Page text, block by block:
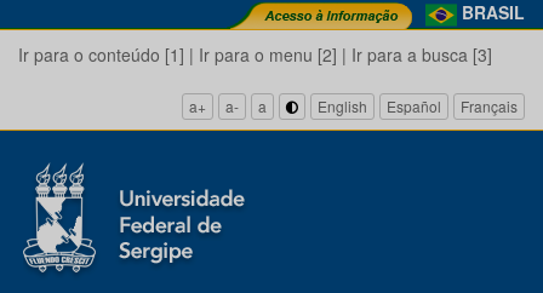
BRASIL
Ir para o conteúdo [1] | Ir para o menu [2] | Ir para a busca [3]
a+ a- a English Español Français